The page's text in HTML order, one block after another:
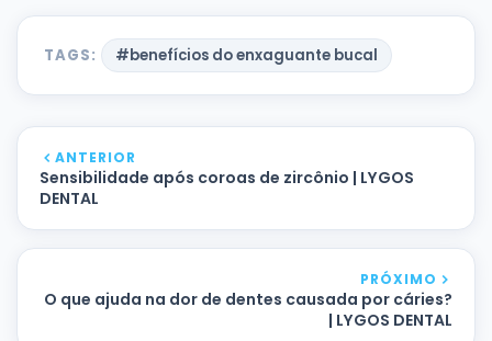
TAGS: #benefícios do enxaguante bucal
ANTERIOR
Sensibilidade após coroas de zircônio | LYGOS
DENTAL
PRÓXIMO
O que ajuda na dor de dentes causada por cáries?
| LYGOS DENTAL